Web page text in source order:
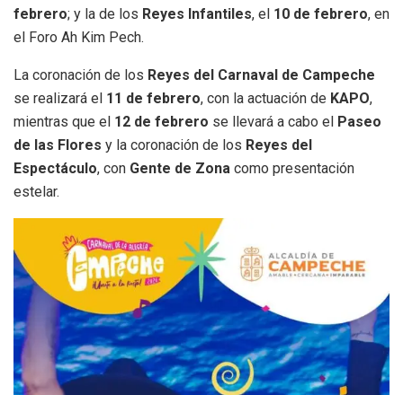
febrero; y la de los Reyes Infantiles, el 10 de febrero, en
el Foro Ah Kim Pech.
La coronación de los Reyes del Carnaval de Campeche
se realizará el 11 de febrero, con la actuación de KAPO,
mientras que el 12 de febrero se llevará a cabo el Paseo
de las Flores y la coronación de los Reyes del
Espectáculo, con Gente de Zona como presentación
estelar.